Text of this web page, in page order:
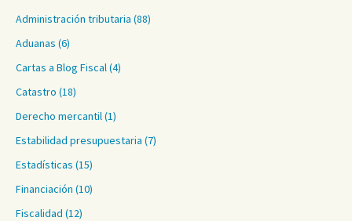
Administración tributaria (88)
Aduanas (6)
Cartas a Blog Fiscal(4)
Catastro (18)
Derecho mercantil(1)
Estabilidad presupuestaria (7)
Estadísticas (15)
Financiación (10)
Fiscalidad (12)